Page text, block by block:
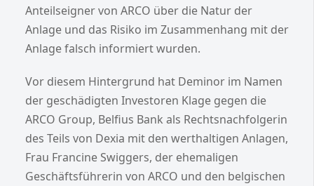
Anteilseigner von ARCO über die Natur der
Anlage und das Risiko im Zusammenhang mit der
Anlage falsch informiert wurden.
Vor diesem Hintergrund hat Deminor im Namen
der geschädigten Investoren Klage gegen die
ARCO Group, Belfius Bank als Rechtsnachfolgerin
des Teils von Dexia mit den werthaltigen Anlagen,
Frau Francine Swiggers, der ehemaligen
Geschäftsführerin von ARCO und den belgischen